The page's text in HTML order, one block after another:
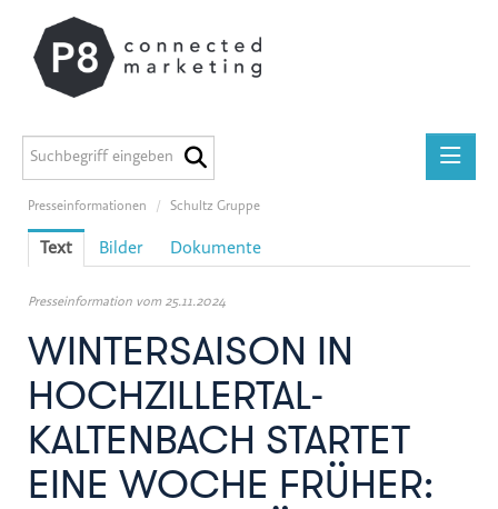
Presseinformationen
P8 Marketing informiert
ADEG
GEERS
Österreichische Apothekerkammer
Miba Gruppe
Presseinformationen / Schultz Gruppe
Text Bilder Dokumente
Presseinformation vom 25.11.2024
WINTERSAISON IN
HOCHZILLERTAL-
KALTENBACH STARTET
EINE WOCHE FRÜHER: